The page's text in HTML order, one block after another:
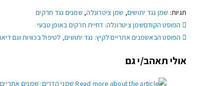
תגיות: שמן נגד יתושים, שמן ציטרונלה, שמנים נגד חרקים
הפוסט הקודםשמן ציטרונלה: דחיית חרקים באופן טבעי
הפוסט הבאשמנים אתריים לקיץ: נגד יתושים, לטיפול בכוויות וגם
אולי תאהב/י גם